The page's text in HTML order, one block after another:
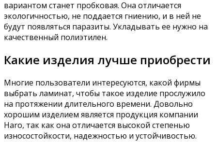
вариантом станет пробковая. Она отличается
экологичностью, не поддается гниению, и в ней не
будут появляться паразиты. Укладывать ее нужно на
качественный полиэтилен.
Какие изделия лучше приобрести
Многие пользователи интересуются, какой фирмы
выбрать ламинат, чтобы такое изделие прослужило
на протяжении длительного времени. Довольно
хорошим изделием является продукция компании
Haro, так как она отличается высокой степенью
износостойкости, надежностью и устойчивостью.